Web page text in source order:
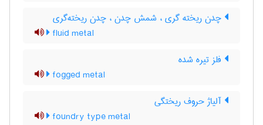
چدن ریخته گری ، شمش چدن ، چدن ریخته‌گری
fluid metal
فلز تیره شده
fogged metal
آلیاژ حروف ریختگی
foundry type metal